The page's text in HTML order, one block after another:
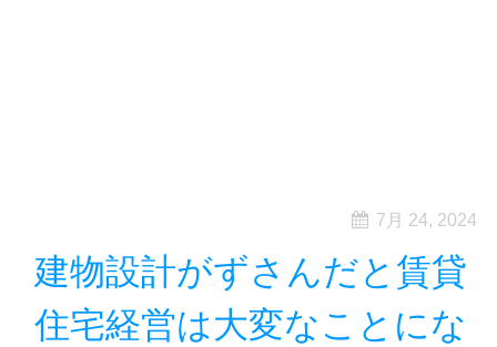
7月 24, 2024
建物設計がずさんだと賃貸
住宅経営は大変なことにな